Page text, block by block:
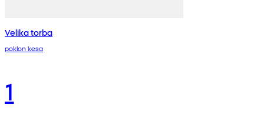
Velika torba
poklon kesa
1